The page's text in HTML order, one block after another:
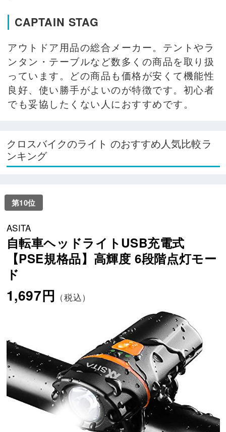
CAPTAIN STAG
アウトドア用品の総合メーカー。テントやラ
ンタン・テーブルなど数多くの商品を取り扱
っています。どの商品も価格が安くて機能性
良好、使い勝手がよいのが特徴です。初心者
でも妥協したくない人におすすめです。
クロスバイクのライト のおすすめ人気比較ラ
ンキング
第10位
ASITA
自転車ヘッドライトUSB充電式
【PSE規格品】高輝度 6段階点灯モー
ド
1,697円 （税込）